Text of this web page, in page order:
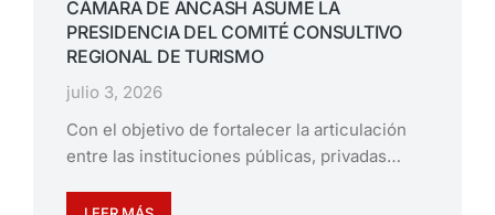
CÁMARA DE ÁNCASH ASUME LA
PRESIDENCIA DEL COMITÉ CONSULTIVO
REGIONAL DE TURISMO
julio 3, 2026
Con el objetivo de fortalecer la articulación
entre las instituciones públicas, privadas…